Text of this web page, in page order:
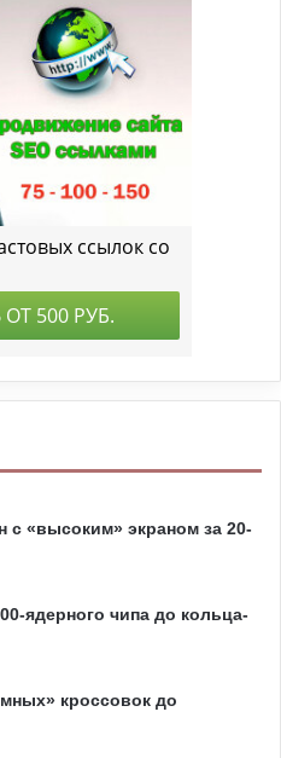
с «высоким» экраном за 20-
ядерного чипа до кольца-
кроссовок до